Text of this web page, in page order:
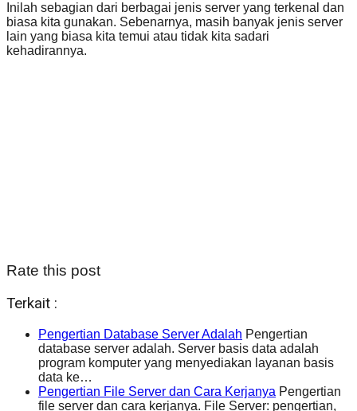
Inilah sebagian dari berbagai jenis server yang terkenal dan
biasa kita gunakan. Sebenarnya, masih banyak jenis server
lain yang biasa kita temui atau tidak kita sadari
kehadirannya.
Rate this post
Terkait :
Pengertian Database Server Adalah Pengertian
database server adalah. Server basis data adalah
program komputer yang menyediakan layanan basis
data ke…
Pengertian File Server dan Cara Kerjanya Pengertian
file server dan cara kerjanya. File Server: pengertian,